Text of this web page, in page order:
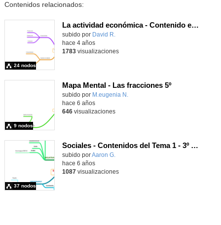
Contenidos relacionados:
La actividad económica - Contenido educativo
Contenido educativo.
subido por David R.
24 nodos
hace 4 años
1783visualizaciones
Mapa Mental - Las fracciones 5º
Contenido educativo.
subido por M.eugenia N.
9 nodos
hace 6 años
646visualizaciones
Sociales - Contenidos del Tema 1 - 3º primaria (Inglés)
Contenido educativo.
subido porAaron G.
37 nodos
hace 6 años
1087 visualizaciones